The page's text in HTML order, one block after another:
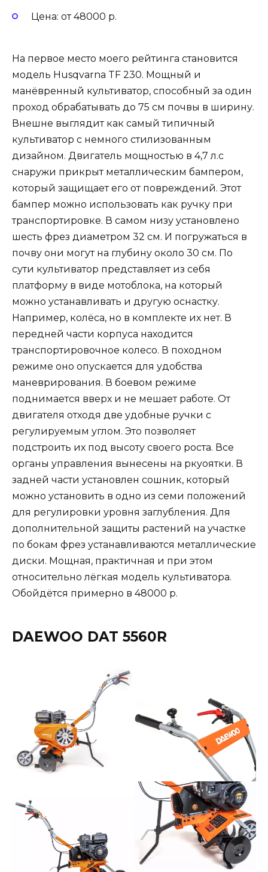
Цена: от 48000 р.
На первое место моего рейтинга становится
модель Husqvarna TF 230. Мощный и
манёвренный культиватор, способный за один
проход обрабатывать до 75 см почвы в ширину.
Внешне выглядит как самый типичный
культиватор с немного стилизованным
дизайном. Двигатель мощностью в 4,7 л.с
снаружи прикрыт металлическим бампером,
который защищает его от повреждений. Этот
бампер можно использовать как ручку при
транспортировке. В самом низу установлено
шесть фрез диаметром 32 см. И погружаться в
почву они могут на глубину около 30 см. По
сути культиватор представляет из себя
платформу в виде мотоблока, на который
можно устанавливать и другую оснастку.
Например, колёса, но в комплекте их нет. В
передней части корпуса находится
транспортировочное колесо. В походном
режиме оно опускается для удобства
маневрирования. В боевом режиме
поднимается вверх и не мешает работе. От
двигателя отходя две удобные ручки с
регулируемым углом. Это позволяет
подстроить их под высоту своего роста. Все
органы управления вынесены на ркуоятки. В
задней части установлен сошник, который
можно установить в одно из семи положений
для регулировки уровня заглубления. Для
дополнительной защиты растений на участке
по бокам фрез устанавливаются металлические
диски. Мощная, практичная и при этом
относительно лёгкая модель культиватора.
Обойдётся примерно в 48000 р.
DAEWOO DAT 5560R